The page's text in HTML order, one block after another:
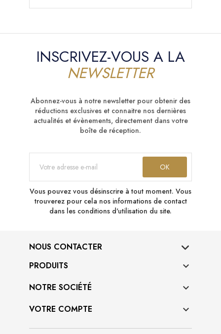
INSCRIVEZ-VOUS A LA
NEWSLETTER
Abonnez-vous à notre newsletter pour obtenir des
réductions exclusives et connaitre nos dernières
actualités et évènements, directement dans votre
boîte de réception.
Vous pouvez vous désinscrire à tout moment. Vous
trouverez pour cela nos informations de contact
dans les conditions d'utilisation du site.
NOUS CONTACTER
PRODUITS

NOTRE SOCIÉTÉ 
VOTRE COMPTE 